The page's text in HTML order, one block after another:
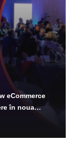
eCommerce
în noua…